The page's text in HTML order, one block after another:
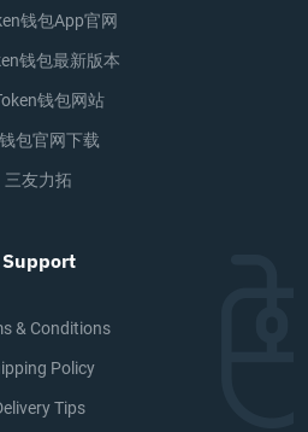
钱包app官网
钱包最新版本
钱包网站
包官网下载
三友力拓
Support
& Conditions
Policy
Tips